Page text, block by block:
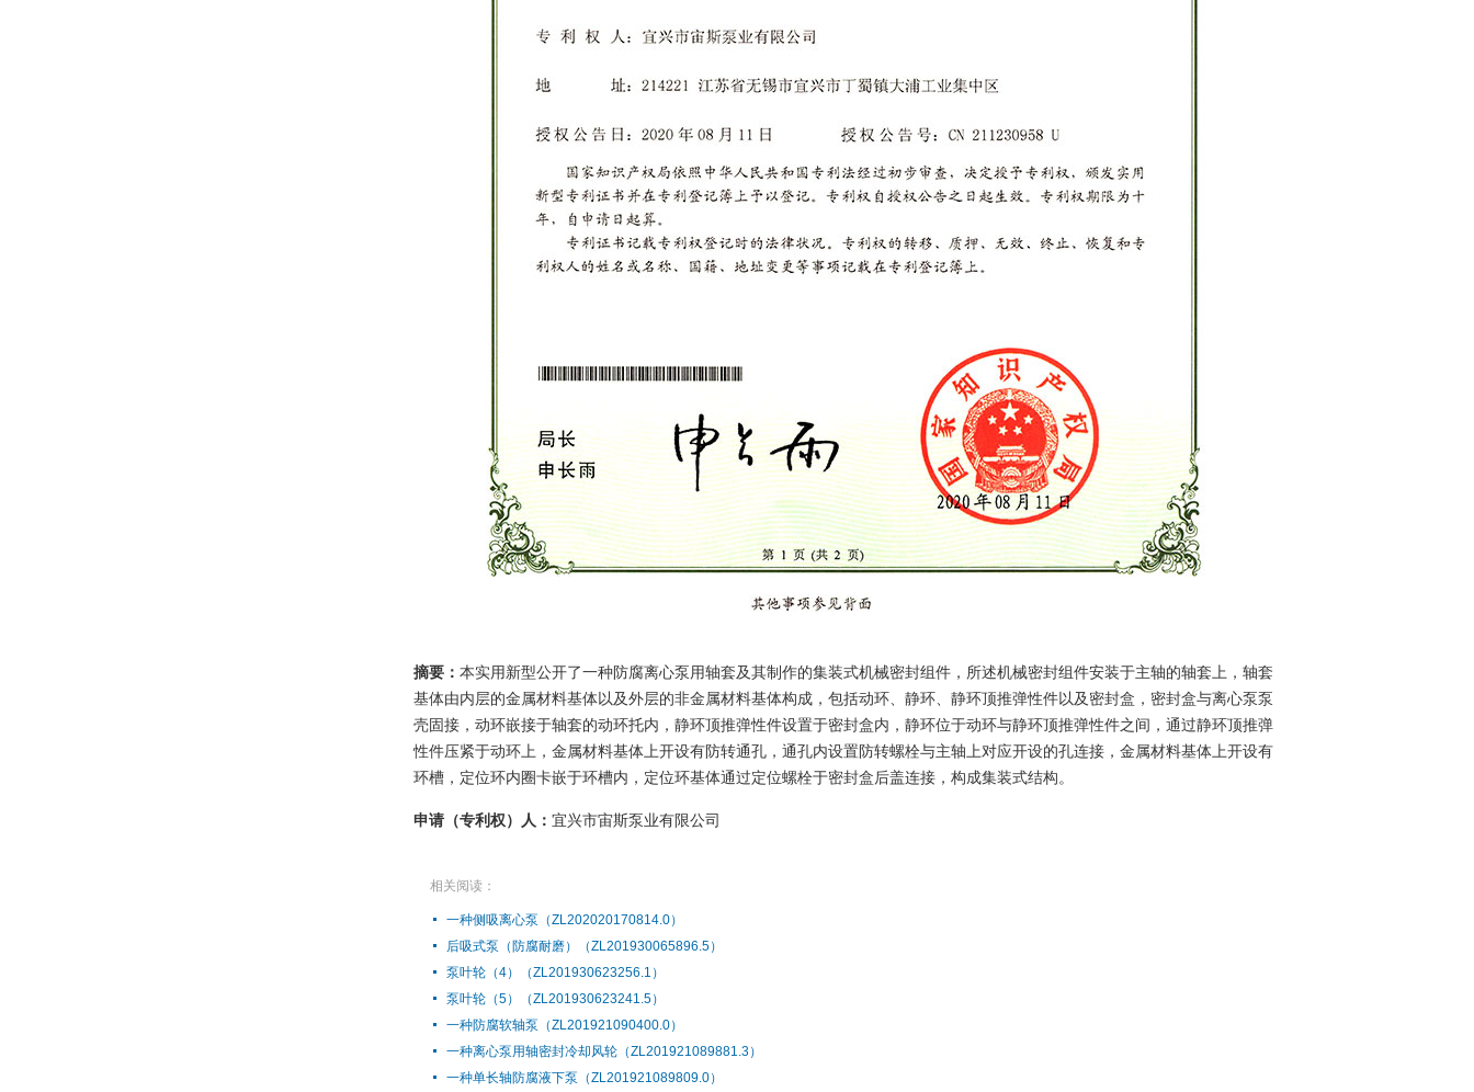
摘要： 本实用新型公开了一种防腐离心泵用轴套及其制作的集装式机械密封组件，所述机械密封组件安装于主轴的轴套上，轴套
基体由内层的金属材料基体以及外层的非金属材料基体构成，包括动环、静环、静环顶推弹性件以及密封盒，密封盒与离心泵泵
壳固接，动环嵌接于轴套的动环托内，静环顶推弹性件设置于密封盒内，静环位于动环与静环顶推弹性件之间，通过静环顶推弹
性件压紧于动环上，金属材料基体上开设有防转通孔，通孔内设置防转螺栓与主轴上对应开设的孔连接，金属材料基体上开设有
环槽，定位环内圈卡嵌于环槽内，定位环基体通过定位螺栓于密封盒后盖连接，构成集装式结构。
申请（专利权）人： 宜兴市宙斯泵业有限公司
相关阅读：
一种侧吸离心泵（ZL202020170814.0）
后吸式泵（防腐耐磨）（ZL201930065896.5）
泵叶轮（4）（ZL201930623256.1）
泵叶轮（5）（ZL201930623241.5）
一种防腐软轴泵（ZL201921090400.0）
一种离心泵用轴密封冷却风轮（ZL201921089881.3）
一种单长轴防腐液下泵（ZL201921089809.0）